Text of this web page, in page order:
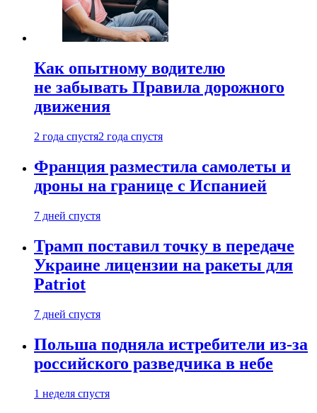
Как опытному водителю
не забывать Правила дорожного
движения
2 года спустя2 года спустя
Франция разместила самолеты и
дроны на границе с Испанией
7 дней спустя
Трамп поставил точку в передаче
Украине лицензии на ракеты для
Patriot
7 дней спустя
Польша подняла истребители из-за
российского разведчика в небе
1 неделя спустя